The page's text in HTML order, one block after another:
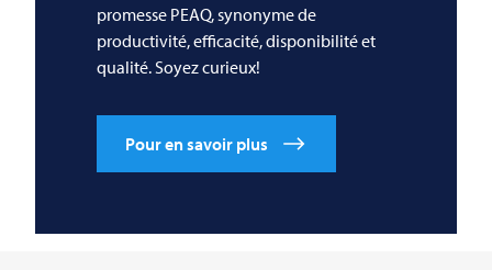
promesse PEAQ, synonyme de
productivité, efficacité, disponibilité et
qualité. Soyez curieux!
Pour en savoir plus